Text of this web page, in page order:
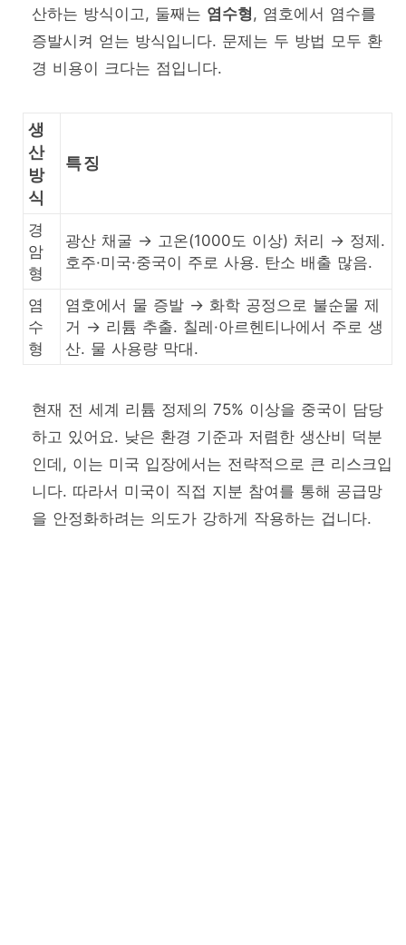
산하는 방식이고, 둘째는 염수형, 염호에서 염수를
증발시켜 얻는 방식입니다. 문제는 두 방법 모두 환
경 비용이 크다는 점입니다.
생
산
방
식
특징
경
암
형
광산 채굴 → 고온(1000도 이상) 처리 → 정제.
호주·미국·중국이 주로 사용. 탄소 배출 많음.
염
수
형
염호에서 물 증발 → 화학 공정으로 불순물 제
거 → 리튬 추출. 칠레·아르헨티나에서 주로 생
산. 물 사용량 막대.
현재 전 세계 리튬 정제의 75% 이상을 중국이 담당
하고 있어요. 낮은 환경 기준과 저렴한 생산비 덕분
인데, 이는 미국 입장에서는 전략적으로 큰 리스크입
니다. 따라서 미국이 직접 지분 참여를 통해 공급망
을 안정화하려는 의도가 강하게 작용하는 겁니다.